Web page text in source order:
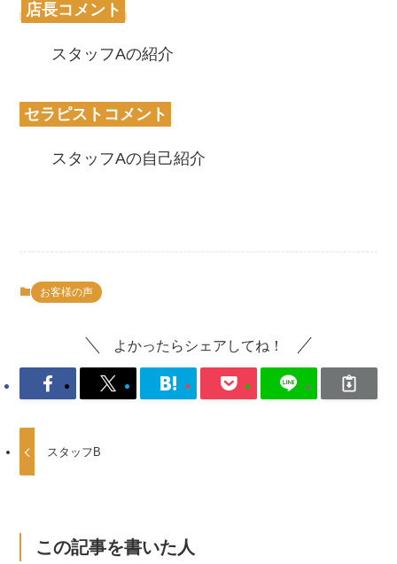
店長コメント
スタッフAの紹介
セラピストコメント
スタッフAの自己紹介
お客様の声
よかったらシェアしてね！
スタッフB
この記事を書いた人